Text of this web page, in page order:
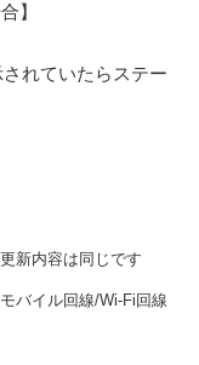
】
れていたらステー
新内容は同じです
バイル回線/Wi-Fi回線